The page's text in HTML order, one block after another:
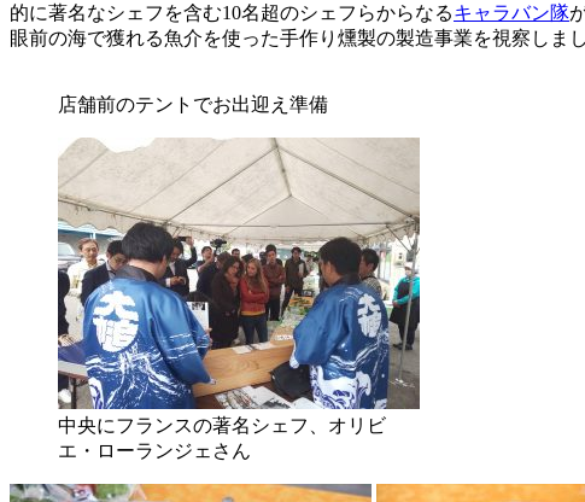
的に著名なシェフを含む10名超のシェフらからなるキャラバン隊
眼前の海で獲れる魚介を使った手作り燻製の製造事業を視察しまし
店舗前のテントでお出迎え準備
中央にフランスの著名シェフ、オリビ
エ・ローランジェさん